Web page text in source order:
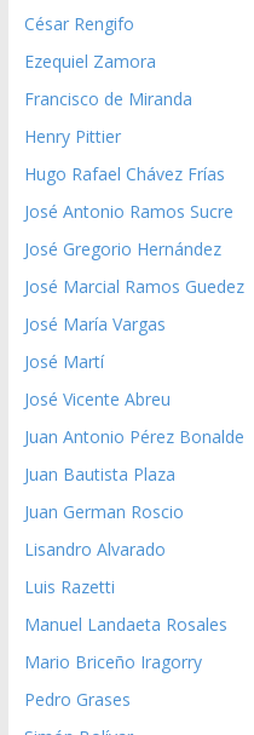
César Rengifo
Ezequiel Zamora
Francisco de Miranda
Henry Pittier
Hugo Rafael Chávez Frías
José Antonio Ramos Sucre
José Gregorio Hernández
José Marcial Ramos Guedez
José María Vargas
José Martí
José Vicente Abreu
Juan Antonio Pérez Bonalde
Juan Bautista Plaza
Juan German Roscio
Lisandro Alvarado
Luis Razetti
Manuel Landaeta Rosales
Mario Briceño Iragorry
Pedro Grases